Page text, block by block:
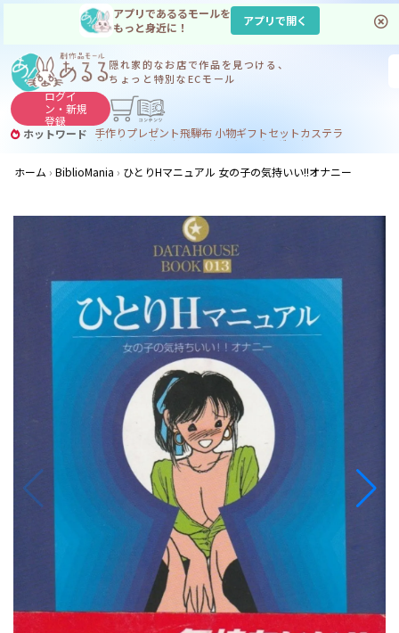
アプリであるるモールを
もっと身近に！
アプリで開く
隠れ家的なお店で作品を見つける、
ちょっと特別なECモール
ログイ
ン・新規
登録
ホットワード 手作りプレゼント飛騨布 小物ギフトセットカステラ
サヌカイト コーヒー
ジンギスカン
ホーム
BiblioMania ひとりHマニュアル 女の子の気持いい!!オナニー